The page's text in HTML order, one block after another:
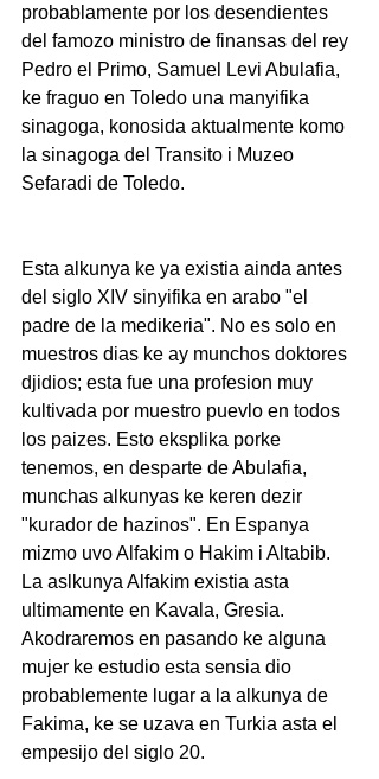
probablamente por los desendientes
del famozo ministro de finansas del rey
Pedro el Primo, Samuel Levi Abulafia,
ke fraguo en Toledo una manyifika
sinagoga, konosida aktualmente komo
la sinagoga del Transito i Muzeo
Sefaradi de Toledo.
Esta alkunya ke ya existia ainda antes
del siglo XIV sinyifika en arabo "el
padre de la medikeria". No es solo en
muestros dias ke ay munchos doktores
djidios; esta fue una profesion muy
kultivada por muestro puevlo en todos
los paizes. Esto eksplika porke
tenemos, en desparte de Abulafia,
munchas alkunyas ke keren dezir
"kurador de hazinos". En Espanya
mizmo uvo Alfakim o Hakim i Altabib.
La aslkunya Alfakim existia asta
ultimamente en Kavala, Gresia.
Akodraremos en pasando ke alguna
mujer ke estudio esta sensia dio
probablemente lugar a la alkunya de
Fakima, ke se uzava en Turkia asta el
empesijo del siglo 20.